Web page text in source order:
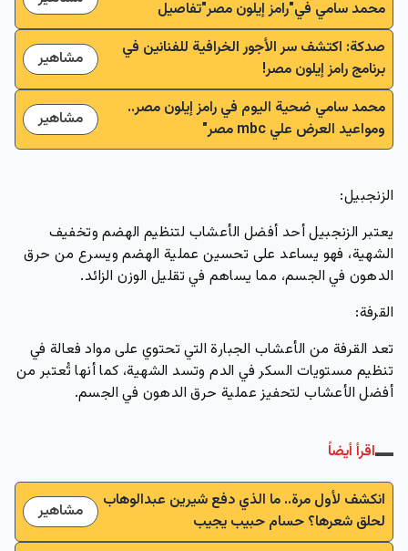
محمد سامي في"رامز إيلون مصر"تفاصيل
صدكة: اكتشف سر الأجور الخرافية للفنانين في
برنامج رامز إيلون مصر!
مشاهير
محمد سامي ضحية اليوم في رامز إيلون مصر..
ومواعيد العرض علي mbc مصر"
مشاهير
الزنجبيل:
يعتبر الزنجبيل أحد أفضل الأعشاب لتنظيم الهضم وتخفيف
الشهية، فهو يساعد على تحسين عملية الهضم ويسرع من حرق
الدهون في الجسم، مما يساهم في تقليل الوزن الزائد.
القرفة:
تعد القرفة من الأعشاب الجبارة التي تحتوي على مواد فعالة في
تنظيم مستويات السكر في الدم وتسد الشهية، كما أنها تُعتبر من
أفضل الأعشاب لتحفيز عملية حرق الدهون في الجسم.
اقرأ أيضاً
انكشف لأول مرة.. ما الذي دفع شيرين عبدالوهاب
لحلق شعرها؟ حسام حبيب يجيب
مشاهير